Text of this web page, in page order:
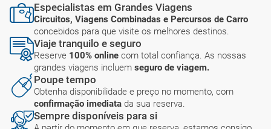
Especialistas em Grandes Viagens
Circuitos, Viagens Combinadas e Percursos de Carro
concebidos para que visite os melhores destinos.
Viaje tranquilo e seguro
Reserve 100% online com total confiança. As nossas
grandes viagens incluem seguro de viagem.
Poupe tempo
Obtenha disponibilidade e preço no momento, com
confirmação imediata da sua reserva.
Sempre disponíveis para si